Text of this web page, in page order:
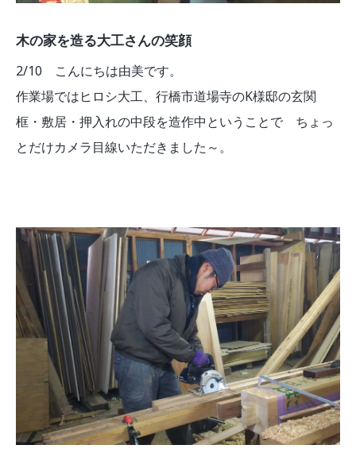
木の家を造る大工さんの笑顔
2/10 こんにちは由美です。
作業場ではヒロシ大工、行橋市道場寺のK様邸の玄関
框・敷居・押入れの中段を造作中ということで ちょっ
とだけカメラ目線いただきました～。